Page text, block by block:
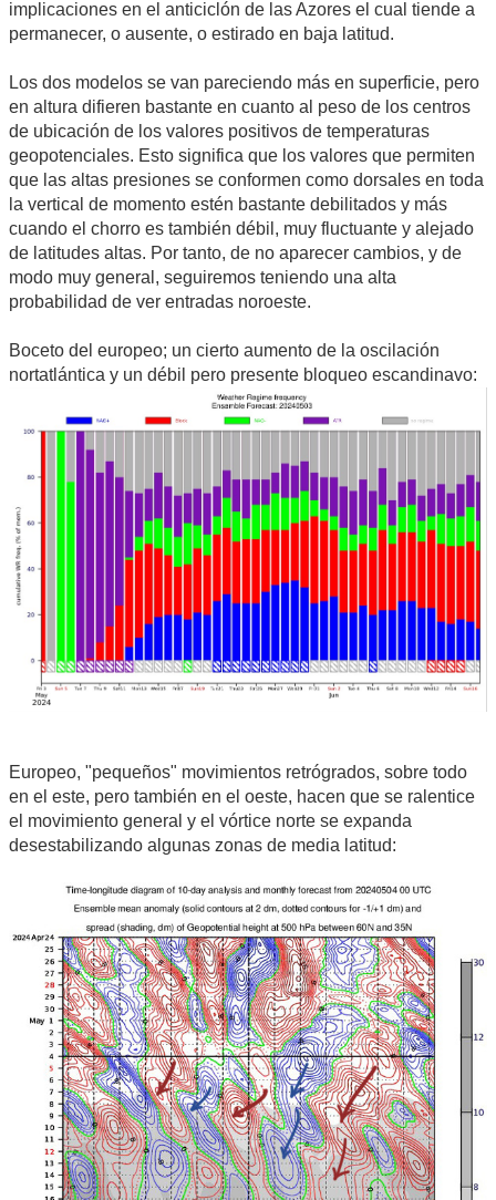
implicaciones en el anticiclón de las Azores el cual tiende a
permanecer, o ausente, o estirado en baja latitud.
Los dos modelos se van pareciendo más en superficie, pero
en altura difieren bastante en cuanto al peso de los centros
de ubicación de los valores positivos de temperaturas
geopotenciales. Esto significa que los valores que permiten
que las altas presiones se conformen como dorsales en toda
la vertical de momento estén bastante debilitados y más
cuando el chorro es también débil, muy fluctuante y alejado
de latitudes altas. Por tanto, de no aparecer cambios, y de
modo muy general, seguiremos teniendo una alta
probabilidad de ver entradas noroeste.
Boceto del europeo; un cierto aumento de la oscilación
nortatlántica y un débil pero presente bloqueo escandinavo:
Europeo, "pequeños" movimientos retrógrados, sobre todo
en el este, pero también en el oeste, hacen que se ralentice
el movimiento general y el vórtice norte se expanda
desestabilizando algunas zonas de media latitud: